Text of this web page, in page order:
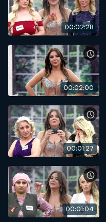
00:02:28
00:02:00
00:01:27
00:01:04